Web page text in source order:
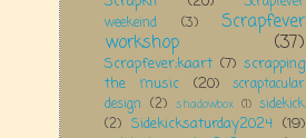
weekeind
(3) Scrapfever
workshop (37)
Scrapfever;kaart (7) scrapping
the music
(20)
scraptacular
design (2) shadowbox (1) sidekick
(2) Sidekicksaturday2024 (19)